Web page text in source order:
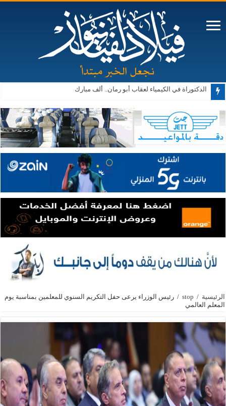
الدكتوراة في الكيمياء لعقاب أبو رمان.. ألف مبارك
الرئيسية /
stop
/ رئيس الوزراء يرعى حفل التكريم السنوي للمعلمين بمناسبة يوم
المعلم العالمي